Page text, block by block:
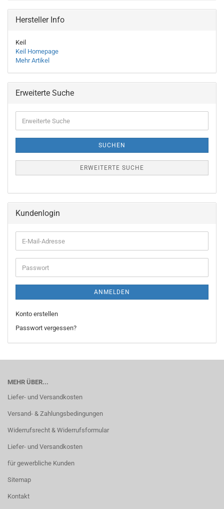
Hersteller Info
Keil
Keil Homepage
Mehr Artikel
Erweiterte Suche
Suche
SUCHEN
ERWEITERTE SUCHE
Kundenlogin
E-
Mail-
Adresse
Passwort
ANMELDEN
Konto erstellen
Passwort vergessen?
MEHR ÜBER...
Liefer- und Versandkosten
Versand- & Zahlungsbedingungen
Widerrufsrecht & Widerrufsformular
Liefer- und Versandkosten
für gewerbliche Kunden
Sitemap
Kontakt